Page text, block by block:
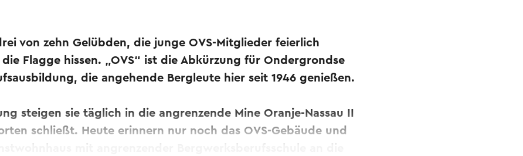
von zehn Gelübden, die junge OVS-Mitglieder feierlich
Flagge hissen. „OVS“ ist die Abkürzung für Ondergrondse
die angehende Bergleute hier seit 1946 genießen.
steigen sie täglich in die angrenzende Mine Oranje-Nassau II
schließt. Heute erinnern nur noch das OVS-Gebäude und